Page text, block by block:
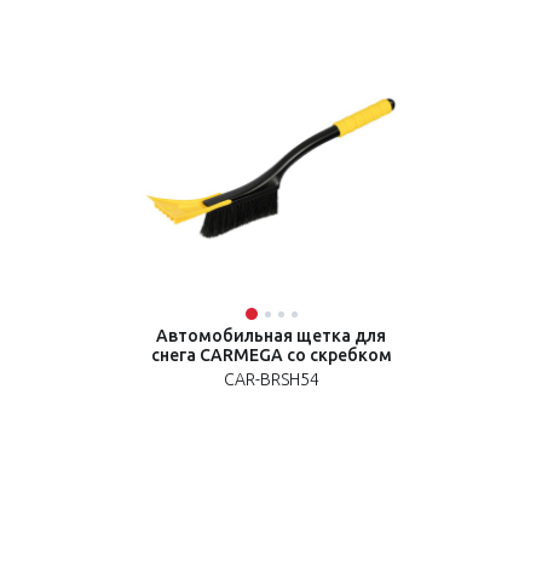
Автомобильная щетка для
снега CARMEGA со скребком
CAR-BRSH54